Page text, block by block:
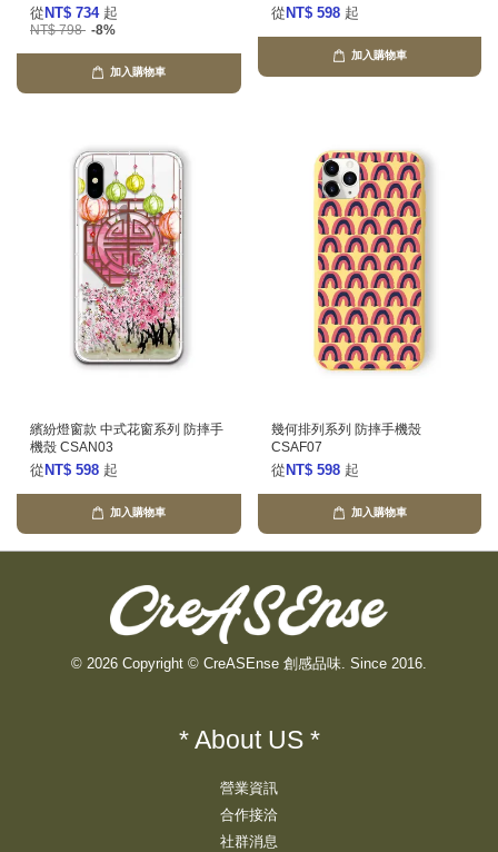
從 NT$ 734 起
NT$ 798 -8%
加入購物車
從 NT$ 598 起
加入購物車
繽紛燈窗款 中式花窗系列 防摔手
機殼 CSAN03
從 NT$ 598 起
加入購物車
幾何排列系列 防摔手機殼
CSAF07
從 NT$ 598 起
加入購物車
© 2026 Copyright © CreASEnse 創感品味. Since 2016.
* About US *
營業資訊
合作接洽
社群消息